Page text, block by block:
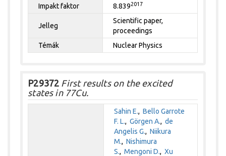
Impakt faktor
8.8392017
Jelleg
Scientific paper,
proceedings
Témák
Nuclear Physics
P29372 First results on the excited
states in 77Cu.
Sahin E.,Bello Garrote
F. L.,Görgen A.,de
Angelis G.,Niikura
M.,Nishimura
S.,Mengoni D.,Xu